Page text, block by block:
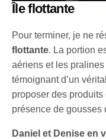
Île flottante
Pour terminer, je ne
flottante. La portion
aériens et les
témoignant d’un
proposer des
présence de gousses
Daniel et Denise en